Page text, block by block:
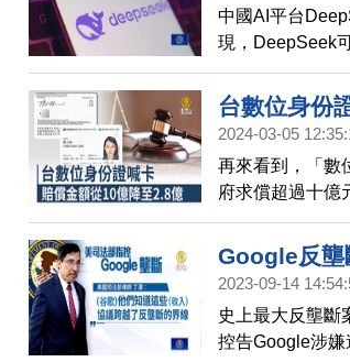
中國AI平台
現，DeepSeek
國移動」系統。
台數位身份
2024-03-05
再來看到，「數
府求償超過十億
在2.8億元以下。
Google反壟
2023-09-14
史上最大反壟斷
控告Google涉